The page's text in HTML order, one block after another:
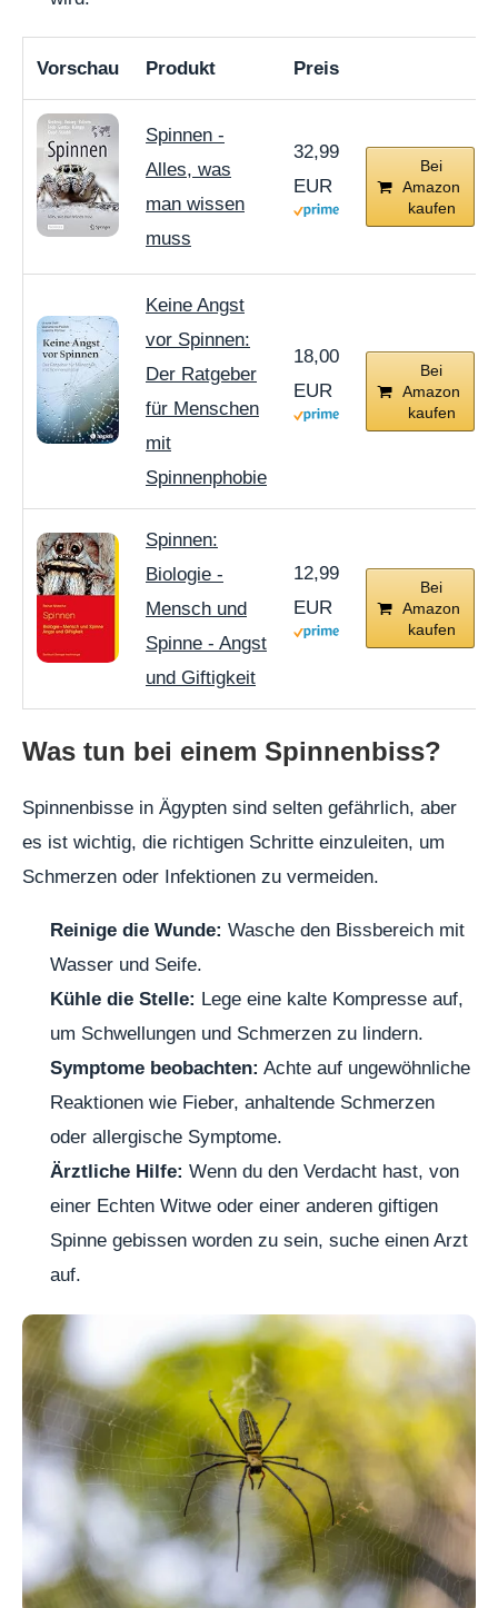
Vorschau Produkt Preis
Spinnen -
Alles, was
man wissen
muss
32,99
EUR
Bei
Amazon
kaufen
Keine Angst
vor Spinnen:
Der Ratgeber
für Menschen
mit
Spinnenphobie
18,00
EUR
Bei
Amazon
kaufen
Spinnen:
Biologie -
Mensch und
Spinne - Angst
und Giftigkeit
12,99
EUR
Bei
Amazon
kaufen
Was tun bei einem Spinnenbiss?
Spinnenbisse in Ägypten sind selten gefährlich, aber
es ist wichtig, die richtigen Schritte einzuleiten, um
Schmerzen oder Infektionen zu vermeiden.
Reinige die Wunde: Wasche den Bissbereich mit
Wasser und Seife.
Kühle die Stelle: Lege eine kalte Kompresse auf,
um Schwellungen und Schmerzen zu lindern.
Symptome beobachten: Achte auf ungewöhnliche
Reaktionen wie Fieber, anhaltende Schmerzen
oder allergische Symptome.
Ärztliche Hilfe: Wenn du den Verdacht hast, von
einer Echten Witwe oder einer anderen giftigen
Spinne gebissen worden zu sein, suche einen Arzt
auf.